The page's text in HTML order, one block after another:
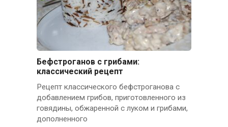
Бефстроганов с грибами:
классический рецепт
Рецепт классического бефстроганова с
добавлением грибов, приготовленного из
говядины, обжаренной с луком и грибами,
дополненного